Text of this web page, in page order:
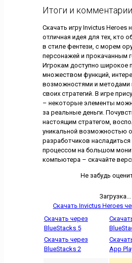
Итоги и комментарии
Скачать игру Invictus Heroes
отличная идея для тех, кто
в стиле фентези, с морем
персонажей и прокачанным
Игрокам доступно широкое
множеством функций,
возможностями и методами
своих стратегий. В игре
– некоторые элементы
за реальные деньги.
настоящим стратегом,
уникальной возможностью
разработчиков
процессом на большом
компьютера – скачайте
Не забудь
Загрузка...
Скачать Invictus Heroes
Скачать через
BlueStacks 5
Скачать через
BlueStacks 2
App